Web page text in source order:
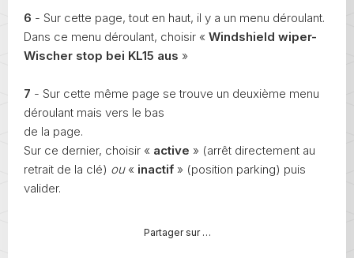
6 - Sur cette page, tout en haut, il y a un menu déroulant.
Dans ce menu déroulant, choisir « Windshield wiper-
Wischer stop bei KL15 aus »
7 - Sur cette même page se trouve un deuxième menu
déroulant mais vers le bas
de la page.
Sur ce dernier, choisir « active » (arrêt directement au
retrait de la clé) ou« inactif » (position parking) puis
valider.
Partager sur …